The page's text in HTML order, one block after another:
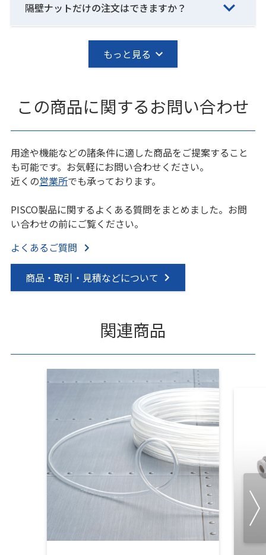
隔壁ナットだけの注文はできますか？
もっと見る
この商品に関するお問い合わせ
用途や機能などの諸条件に適した商品をご提案すること
も可能です。お気軽にお問い合わせください。
近くの営業所でも承っております。
PISCO製品に関するよくある質問をまとめました。お問
い合わせの前にご覧ください。
よくあるご質問
商品・取引・見積などについて
関連商品